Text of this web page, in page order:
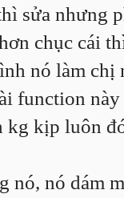
sửa nhưng
chục cái
nó làm chị
function
kg kịp luôn
nó, nó dám